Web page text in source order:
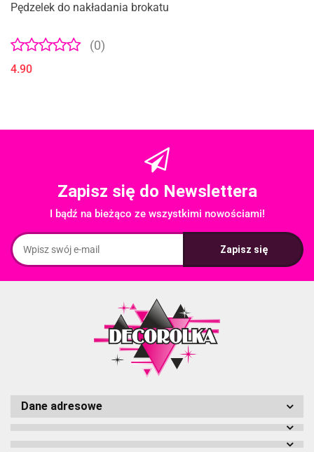
Pędzelek do nakładania brokatu
(0)
4.90
Zapisz się do Newslettera
I bądź na bieżąco ze wszystkimi nowościami!
Dane adresowe